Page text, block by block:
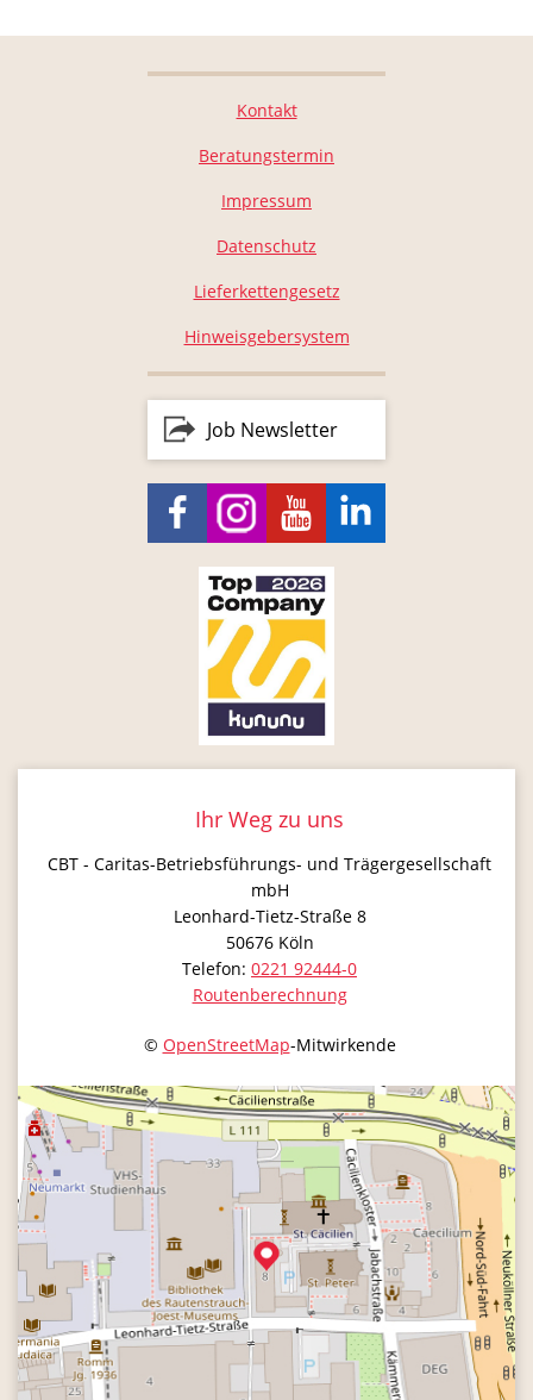
Kontakt
Beratungstermin
Impressum
Datenschutz
Lieferkettengesetz
Hinweisgebersystem
Job Newsletter
Ihr Weg zu uns
CBT - Caritas-Betriebsführungs- und Trägergesellschaft
mbH
Leonhard-Tietz-Straße 8
50676 Köln
Telefon: 0221 92444-0
Routenberechnung
© OpenStreetMap-Mitwirkende